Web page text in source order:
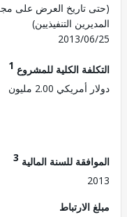
تاريخ العرض على مجلس
التنفيذيين)
2013/
الكلية للمشروع1
2.00 مليون
للسنة المالية3